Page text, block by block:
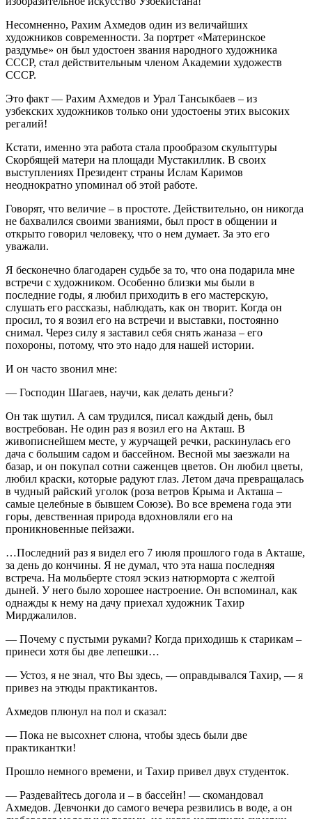
Несомненно, Рахим Ахмедов один из величайших
художников современности. За портрет «Материнское
раздумье» он был удостоен звания народного художника
СССР, стал действительным членом Академии художеств
СССР.
Это факт — Рахим Ахмедов и Урал Тансыкбаев – из
узбекских художников только они удостоены этих высоких
регалий!
Кстати, именно эта работа стала прообразом скульптуры
Скорбящей матери на площади Мустакиллик. В своих
выступлениях Президент страны Ислам Каримов
неоднократно упоминал об этой работе.
Говорят, что величие – в простоте. Действительно, он никогда
не бахвалился своими званиями, был прост в общении и
открыто говорил человеку, что о нем думает. За это его
уважали.
Я бесконечно благодарен судьбе за то, что она подарила мне
встречи с художником. Особенно близки мы были в
последние годы, я любил приходить в его мастерскую,
слушать его рассказы, наблюдать, как он творит. Когда он
просил, то я возил его на встречи и выставки, постоянно
снимал. Через силу я заставил себя снять жаназа – его
похороны, потому, что это надо для нашей истории.
И он часто звонил мне:
— Господин Шагаев, научи, как делать деньги?
Он так шутил. А сам трудился, писал каждый день, был
востребован. Не один раз я возил его на Акташ. В
живописнейшем месте, у журчащей речки, раскинулась его
дача с большим садом и бассейном. Весной мы заезжали на
базар, и он покупал сотни саженцев цветов. Он любил цветы,
любил краски, которые радуют глаз. Летом дача превращалась
в чудный райский уголок (роза ветров Крыма и Акташа –
самые целебные в бывшем Союзе). Во все времена года эти
горы, девственная природа вдохновляли его на
проникновенные пейзажи.
…Последний раз я видел его 7 июля прошлого года в Акташе,
за день до кончины. Я не думал, что эта наша последняя
встреча. На мольберте стоял эскиз натюрморта с желтой
дыней. У него было хорошее настроение. Он вспоминал, как
однажды к нему на дачу приехал художник Тахир
Мирджалилов.
— Почему с пустыми руками? Когда приходишь к старикам –
принеси хотя бы две лепешки…
— Устоз, я не знал, что Вы здесь, — оправдывался Тахир, — я
привез на этюды практикантов.
Ахмедов плюнул на пол и сказал:
— Пока не высохнет слюна, чтобы здесь были две
практикантки!
Прошло немного времени, и Тахир привел двух студенток.
— Раздевайтесь догола и – в бассейн! — скомандовал
Ахмедов. Девчонки до самого вечера резвились в воде, а он